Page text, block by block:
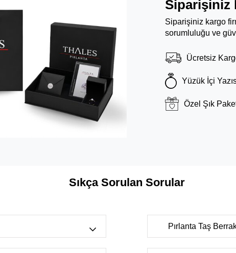
Siparişiniz
Siparişiniz kargo
sorumluluğu ve
Ücretsiz
Yüzük İçi
Özel Şık
Sıkça Sorulan Sorular
bulunan
Pırlanta Taş
FL-IF(Tertemiz, çok